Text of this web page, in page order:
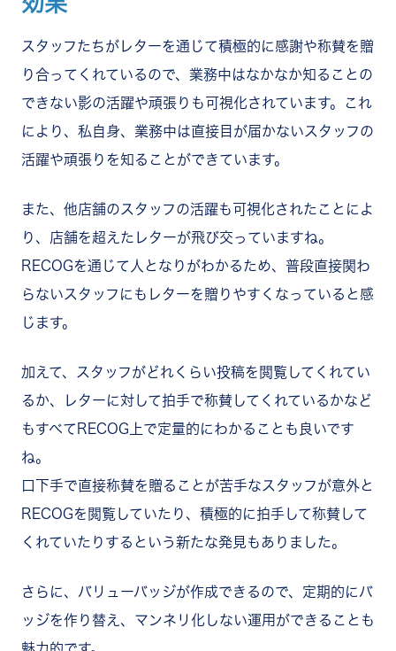
スタッフたちがレターを通じて積極的に感謝や称賛を贈
り合ってくれているので、業務中はなかなか知ることの
できない影の活躍や頑張りも可視化されています。これ
により、私自身、業務中は直接目が届かないスタッフの
活躍や頑張りを知ることができています。
また、他店舗のスタッフの活躍も可視化されたことによ
り、店舗を超えたレターが飛び交っていますね。
RECOGを通じて人となりがわかるため、普段直接関わ
らないスタッフにもレターを贈りやすくなっていると感
じます。
加えて、スタッフがどれくらい投稿を閲覧してくれてい
るか、レターに対して拍手で称賛してくれているかなど
もすべてRECOG上で定量的にわかることも良いです
ね。
口下手で直接称賛を贈ることが苦手なスタッフが意外と
RECOGを閲覧していたり、積極的に拍手して称賛して
くれていたりするという新たな発見もありました。
さらに、バリューバッジが作成できるので、定期的にバ
ッジを作り替え、マンネリ化しない運用ができることも